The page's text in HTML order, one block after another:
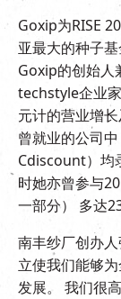
Goxip为RISE
亚最大的种子
Goxip的创始人
techstyle企业
元计的营业增
曾就业的公司
Cdiscount）均
时她亦曾参与
一部分） 多达
南丰纱厂创办
立使我们能够
发展。 我们很